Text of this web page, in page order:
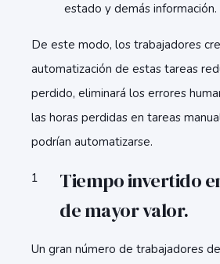
estado y demás información.
De este modo, los trabajadores
automatización de estas tareas
perdido, eliminará los errores
las horas perdidas en tareas
podrían automatizarse.
Tiempo invertido
de mayor valor.
Un gran número de trabajadores